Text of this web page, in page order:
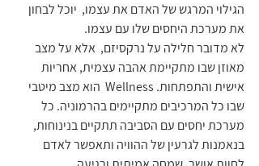
הגילוי המרגש של האדם את עצמו,  יוכל לבחון
את מערכת היחסים שלו עם עצמו.
לא מדובר חלילה על נרקסיזם,  אלא על מצב
מאוזן שבו מתקיימת אהבה עצמית, אחריות
אישית והתפתחות. Wellness  הוא מצב מיטבי
שבו כל המרכיבים מתקיימים בהרמוניה. כל
מערכת יחסים עם הסביבה תתקיים בנינוחות,
בנאמנות לגרעין של ההוויה ותאפשר לאדם